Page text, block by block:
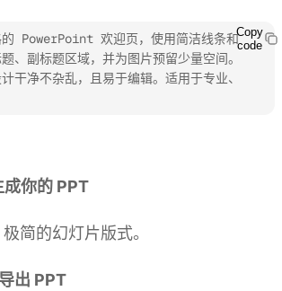
的 PowerPoint 欢迎页，使用简洁线条和
、副标题区域，并为图片预留少量空间。
干净不杂乱，且易于编辑。适用于专业、
Copy
code
成你的 PPT
简的幻灯片版式。
出 PPT